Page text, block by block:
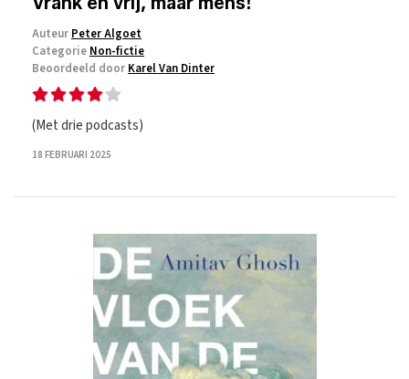
Auteur Peter Algoet
Categorie Non-fictie
Beoordeeld door Karel Van Dinter
(Met drie podcasts)
18 FEBRUARI 2025